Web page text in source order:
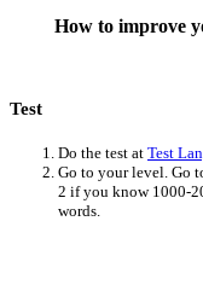
How to improve
Test
Do the test at Test
Go to your level. Go
2 if you know 1000-
words.